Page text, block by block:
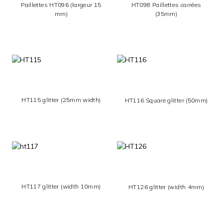
Paillettes HT096 (largeur 15
mm)
HT098 Paillettes carrées
(35mm)
HT115 glitter (25mm width) HT116 Square glitter (50mm)
HT117 glitter (width 10mm) HT126 glitter (width 4mm)